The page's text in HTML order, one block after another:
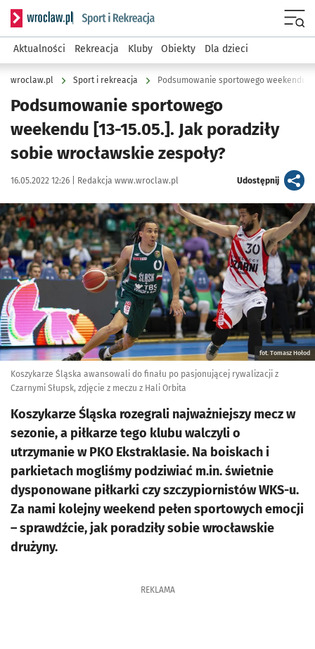
Serwis informacyjny wroclaw.pl podserwis: Sport i rekreacja
Aktualności Rekreacja Kluby Obiekty Dla dzieci
wroclaw.pl Sport i rekreacja
Podsumowanie sportowego
weekendu [13-15.05.]. Jak poradziły
sobie wrocławskie zespoły?
Data publikacji:
16.05.2022 12:26 | Autor:
Redakcja www.wroclaw.pl Udostępnijartykuł
Kliknij, aby powiększyć
fot. Tomasz Hołod
Koszykarze Śląska awansowali do finału po pasjonującej rywalizacji z
Czarnymi Słupsk, zdjęcie z meczu z Hali Orbita
Koszykarze Śląska rozegrali najważniejszy mecz w
sezonie, a piłkarze tego klubu walczyli o
utrzymanie w PKO Ekstraklasie. Na boiskach i
parkietach mogliśmy podziwiać m.in. świetnie
dysponowane piłkarki czy szczypiornistów WKS-u.
Za nami kolejny weekend pełen sportowych emocji
– sprawdźcie, jak poradziły sobie wrocławskie
drużyny.
REKLAMA